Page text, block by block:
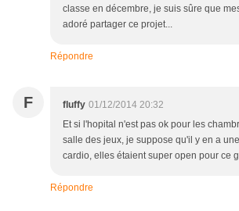
classe en décembre, je suis sûre que
adoré partager ce projet...
Répondre
F fluffy 01/12/2014 20:32
Et si l'hopital n'est pas ok pour les
salle des jeux, je suppose qu'il y en a
cardio, elles étaient super open pour ce
Répondre